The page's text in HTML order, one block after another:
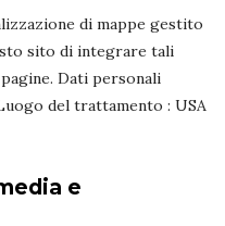
di mappe gestito
sito di integrare tali
Dati personali
del trattamento : USA
e